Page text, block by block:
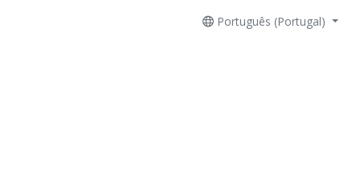
Português (Portugal)